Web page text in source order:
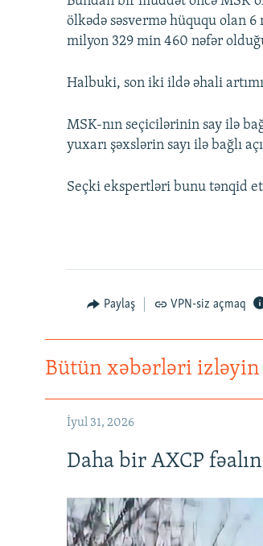
ölkədə səsvermə hüququ olan
milyon 329 min 460 nəfər
Halbuki, son iki ildə əhali
MSK-nın seçicilərinin say ilə
yuxarı şəxslərin sayı ilə bağlı
Seçki ekspertləri bunu tənqid
Paylaş VPN-siz açmaq
Bütün xəbərləri izləyin
İyul 31, 2026
Daha bir AXCP